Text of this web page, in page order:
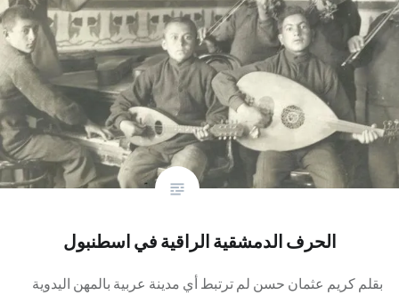
الحرف الدمشقية الراقية في اسطنبول
بقلم كريم عثمان حسن لم ترتبط أي مدينة عربية بالمهن اليدوية